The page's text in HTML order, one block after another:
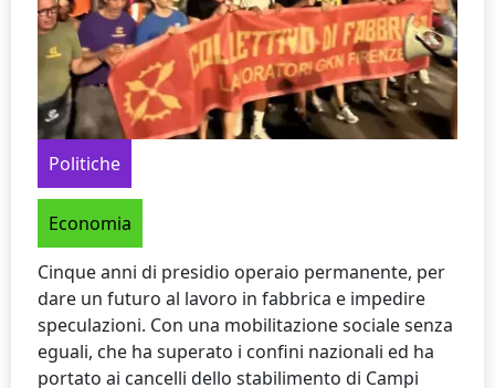
Politiche
Economia
Cinque anni di presidio operaio permanente, per
dare un futuro al lavoro in fabbrica e impedire
speculazioni. Con una mobilitazione sociale senza
eguali, che ha superato i confini nazionali ed ha
portato ai cancelli dello stabilimento di Campi